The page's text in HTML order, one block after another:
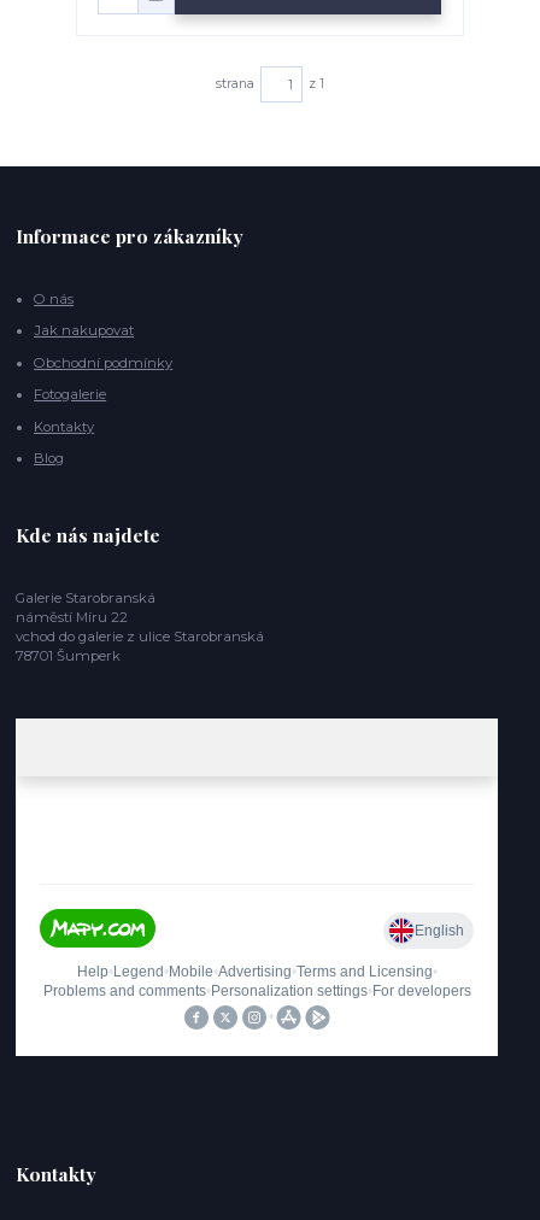
strana z 1
Informace pro zákazníky
O nás
Jak nakupovat
Obchodní podmínky
Fotogalerie
Kontakty
Blog
Kde nás najdete
Galerie Starobranská
náměstí Míru 22
vchod do galerie z ulice Starobranská
78701 Šumperk
Kontakty